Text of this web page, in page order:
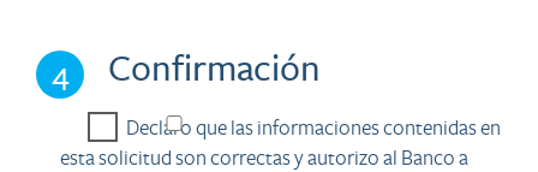
4 Confirmación
Declaro que las informaciones contenidas en
esta solicitud son correctas y autorizo al Banco a